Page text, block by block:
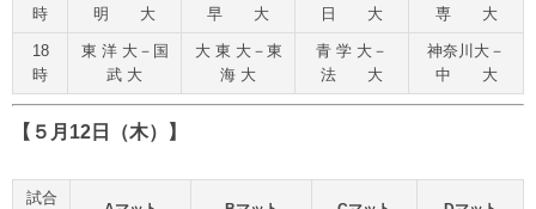
時
明 大
早 大
日 大
専 大
18
時
東 洋 大－国
武 大
大 東 大－東
海 大
青 学 大－
法 大
神奈川大－
中 大
【５月12日（木）】
試合